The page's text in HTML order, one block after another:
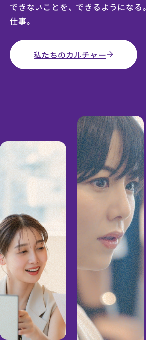
できないことを、できるようになる。
仕事。
私たちのカルチャー